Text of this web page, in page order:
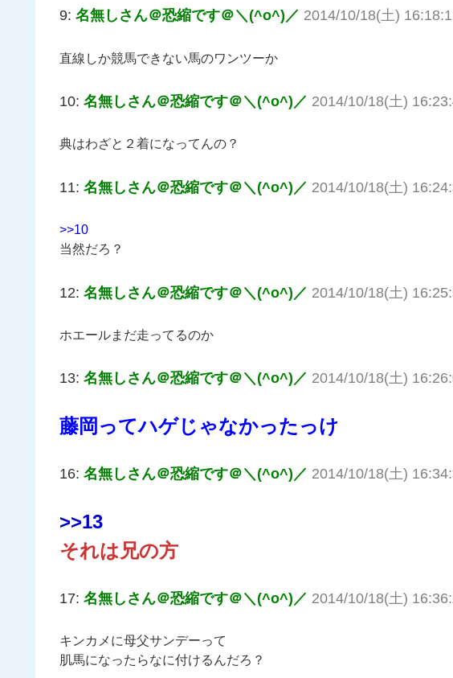
9: 名無しさん＠恐縮です＠＼(^o^)／ 2014/10/18(土)
直線しか競馬できない馬のワンツーか
10: 名無しさん＠恐縮です＠＼(^o^)／ 2014/10/18(土)
典はわざと２着になってんの？
11: 名無しさん＠恐縮です＠＼(^o^)／ 2014/10/18(土)
>>10
当然だろ？
12: 名無しさん＠恐縮です＠＼(^o^)／ 2014/10/18(土)
ホエールまだ走ってるのか
13: 名無しさん＠恐縮です＠＼(^o^)／ 2014/10/18(土)
藤岡ってハゲじゃなかったっけ
16: 名無しさん＠恐縮です＠＼(^o^)／ 2014/10/18(土)
>>13
それは兄の方
17: 名無しさん＠恐縮です＠＼(^o^)／ 2014/10/18(土)
キンカメに母父サンデーって
肌馬になったらなに付けるんだろ？